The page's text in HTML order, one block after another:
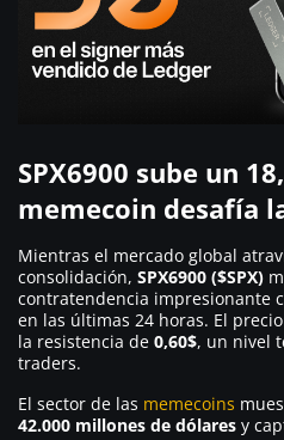
SPX6900 sube un
memecoin desafía
Mientras el mercado global
consolidación, SPX6900 ($SPX)
contratendencia impresionante
en las últimas 24 horas. El
la resistencia de 0,60$, un nivel
traders.
El sector de las memecoins
42.000 millones de dólares y